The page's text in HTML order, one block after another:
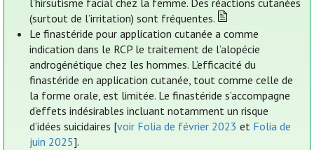
l’hirsutisme facial chez la femme. Des réactions cutanées
(surtout de l’irritation) sont fréquentes.
Le finastéride pour application cutanée a comme
indication dans le RCP le traitement de l’alopécie
androgénétique chez les hommes. L’efficacité du
finastéride en application cutanée, tout comme celle de
la forme orale, est limitée. Le finastéride s’accompagne
d’effets indésirables incluant notamment un risque
d’idées suicidaires [voir Folia de février 2023 et Folia de
juin 2025].